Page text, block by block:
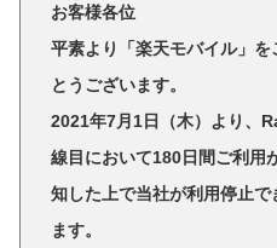
お客様各位
平素より「楽天モバイル」
とうございます。
2021年7月1日（木）より、
線目において180日間ご利用
知した上で当社が利用停止
ます。